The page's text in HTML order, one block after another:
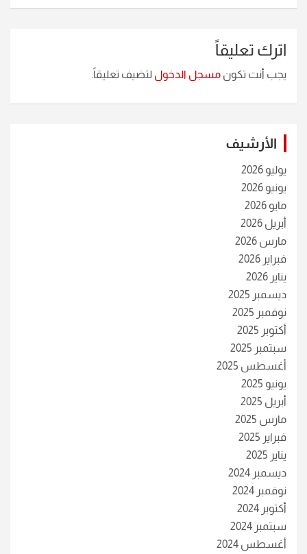
اترك تعليقاً
يجب أنت تكون مسجل الدخول لتضيف تعليقاً.
الأرشيف
يوليو 2026
يونيو 2026
مايو 2026
أبريل 2026
مارس 2026
فبراير 2026
يناير 2026
ديسمبر 2025
نوفمبر 2025
أكتوبر 2025
سبتمبر 2025
أغسطس 2025
يونيو 2025
أبريل 2025
مارس 2025
فبراير 2025
يناير 2025
ديسمبر 2024
نوفمبر 2024
أكتوبر 2024
سبتمبر 2024
أغسطس 2024